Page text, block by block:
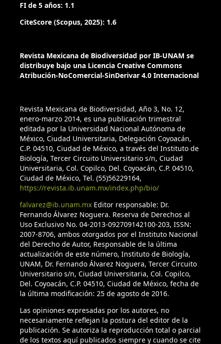
FI de 5 años: 1.1
CiteScore (Scopus, 2025): 1.6
Revista Mexicana de Biodiversidad por IB-UNAM se
distribuye bajo una Licencia Creative Commons
Atribución-NoComercial-SinDerivar 4.0 Internacional
Revista Mexicana de Biodiversidad, Año 3, No. 12,
enero-marzo 2014, es una publicación trimestral
editada por la Universidad Nacional Autónoma de
México, Ciudad Universitaria, Delegación Coyoacán,
C.P. 04510, Ciudad de México, a través del Instituto de
Biología, Tercer Circuito Universitario s/n, Ciudad
Universitaria, Col. Copilco, Del. Coyoacán, C.P. 04510,
Ciudad de México, Tel. (55)56229164,
https://revista.ib.unam.mx/index.php/bio/
falvarez@ib.unam.mxEditor responsable: Dr.
Fernando Álvarez Noguera. Reserva de Derechos al
Uso Exclusivo No. 04-2013-092709142100-203, ISSN:
2007-8706, ambos otorgados por el Instituto Nacional
del Derecho de Autor, Responsable de la última
actualización de este número, Instituto de Biología,
UNAM, Dr. Fernando Álvarez Noguera, Tercer Circuito
Universitario s/n, Ciudad Universitaria, Col. Copilco,
Del. Coyoacán, C.P. 04510, Ciudad de México, fecha de
la última modificación: 25 de agosto de 2016.
Las opiniones expresadas por los autores, no
necesariamente reflejan la postura del editor de la
publicación. Se autoriza la reproducción total o parcial
de los textos aquí publicados siempre y cuando se cite